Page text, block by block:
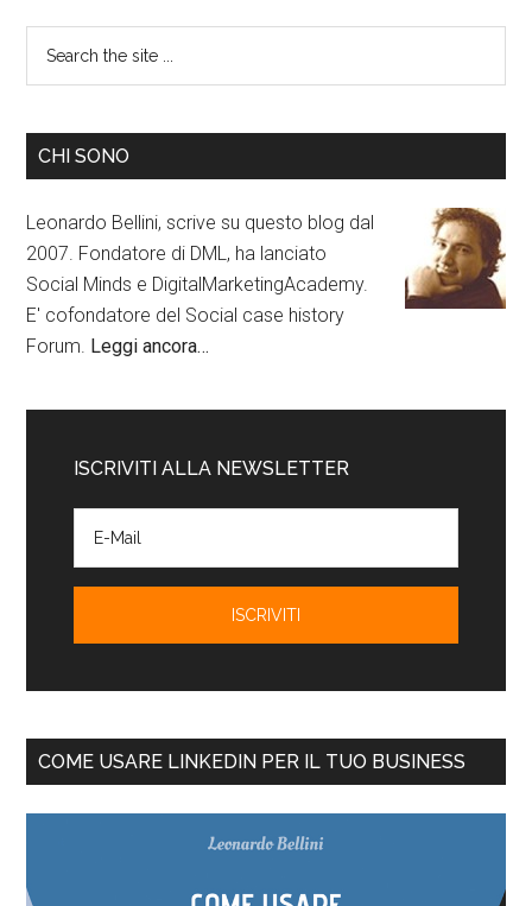
CHI SONO
Leonardo Bellini, scrive su questo blog dal
2007. Fondatore di DML, ha lanciato
Social Minds e DigitalMarketingAcademy.
E' cofondatore del Social case history
Forum. Leggi ancora…
ISCRIVITI ALLA NEWSLETTER
COME USARE LINKEDIN PER IL TUO BUSINESS